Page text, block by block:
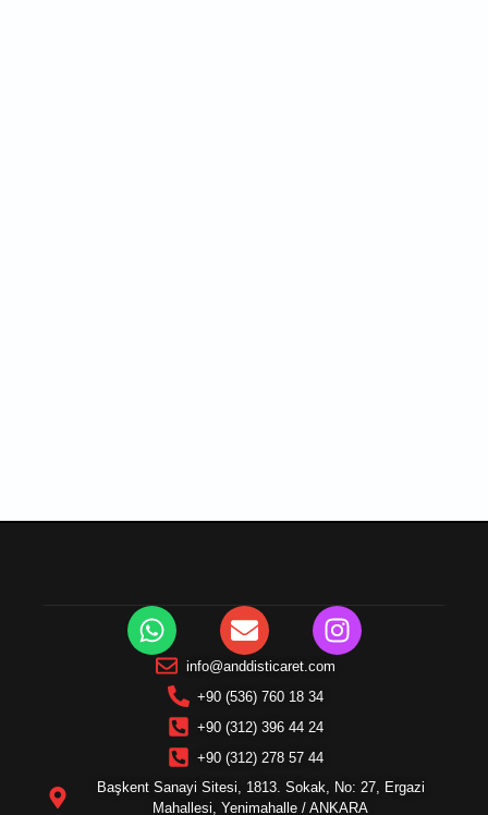
info@anddisticaret.com
+90 (536) 760 18 34
+90 (312) 396 44 24
+90 (312) 278 57 44
Başkent Sanayi Sitesi, 1813. Sokak, No: 27, Ergazi
Mahallesi, Yenimahalle / ANKARA